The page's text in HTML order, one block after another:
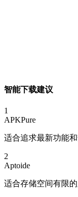
智能下载建议
1
APKPure
适合追求最新功能
2
Aptoide
适合存储空间有限